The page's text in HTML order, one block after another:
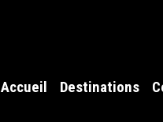
Accueil Destinations